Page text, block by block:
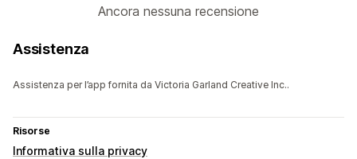
Ancora nessuna recensione
Assistenza
Assistenza per l’app fornita da Victoria Garland Creative Inc..
Risorse
Informativa sulla privacy